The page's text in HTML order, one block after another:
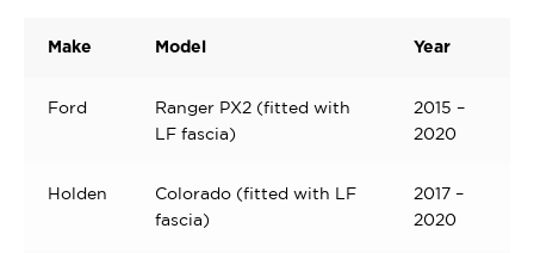
Make Model Year
Ford
Ranger PX2 (fitted with
LF fascia)
2015 –
2020
Holden
Colorado (fitted with LF
fascia)
2017 –
2020